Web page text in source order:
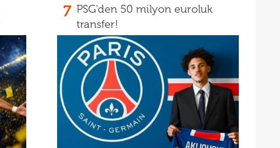
7 PSG'den 50 milyon euroluk
transfer!